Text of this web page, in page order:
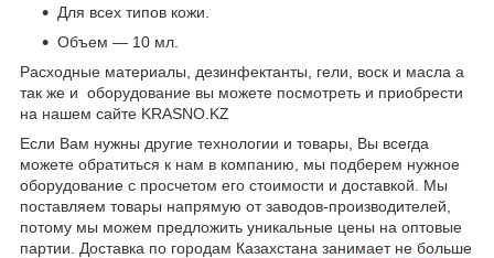
Для всех типов кожи.
Объем — 10 мл.
Расходные материалы, дезинфектанты, гели, воск и масла а
так же и оборудование вы можете посмотреть и приобрести
на нашем сайте KRASNO.KZ
Если Вам нужны другие технологии и товары, Вы всегда
можете обратиться к нам в компанию, мы подберем нужное
оборудование с просчетом его стоимости и доставкой. Мы
поставляем товары напрямую от заводов-производителей,
потому мы можем предложить уникальные цены на оптовые
партии. Доставка по городам Казахстана занимает не больше